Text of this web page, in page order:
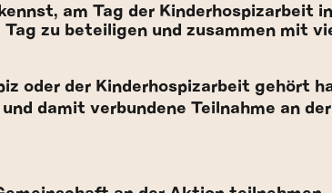
am Tag der Kinderhospizarbeit
zu beteiligen und zusammen mit
oder der Kinderhospizarbeit gehört
damit verbundene Teilnahme an